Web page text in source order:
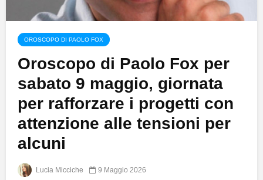
OROSCOPO DI PAOLO FOX
Oroscopo di Paolo Fox per
sabato 9 maggio, giornata
per rafforzare i progetti con
attenzione alle tensioni per
alcuni
Lucia Micciche 9 Maggio 2026